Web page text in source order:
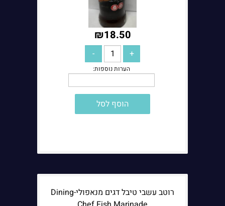
הערות נוספות:
₪18.50
הוסף לסל
רוטב עשבי טיבל דגים מנאפולי-Dining